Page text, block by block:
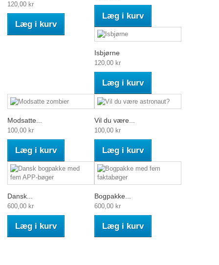
120,00 kr
Læg i kurv
Læg i kurv
Isbjørne
120,00 kr
Læg i kurv
Modsatte...
100,00 kr
Læg i kurv
Vil du være...
100,00 kr
Læg i kurv
Dansk...
600,00 kr
Læg i kurv
Bogpakke...
600,00 kr
Læg i kurv